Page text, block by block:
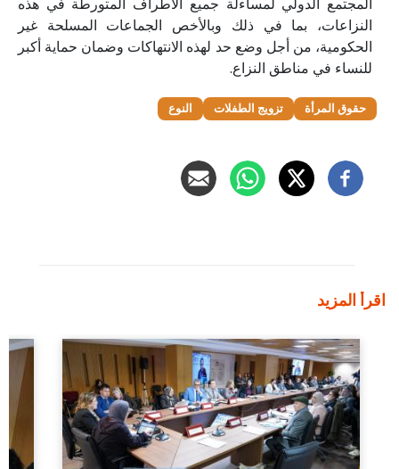
المجتمع الدولي لمساءلة جميع الأطراف المتورطة في هذه
النزاعات، بما في ذلك وبالأخص الجماعات المسلحة غير
الحكومية، من أجل وضع حد لهذه الانتهاكات وضمان حماية أكبر
للنساء في مناطق النزاع.
حقوق المرأة تزويج الطفلات النوع
اقرأ المزيد